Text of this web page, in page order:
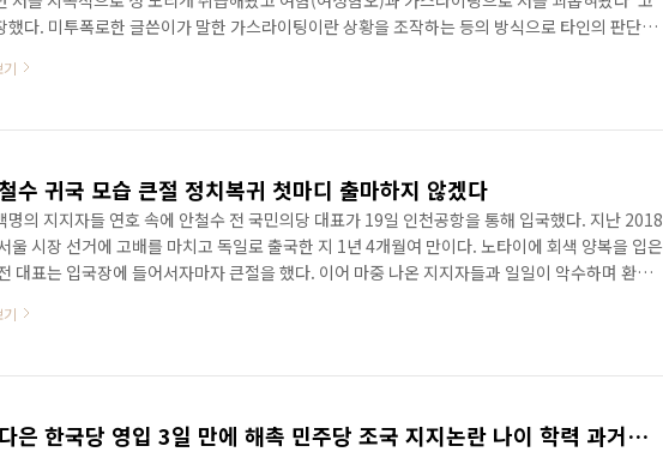
했다. 미투폭로한 글쓴이가 말한 가스라이팅이란 상황을 조작하는 등의 방식으로 타인의 판단력
일컫는다. 연인이나 가족 등 친밀한 관계에서 주로 나타난다고 알려졌다. 미국의 심리치료사 로
자와 그를 이상화하고 그의 관점을 받아들이는 피해자가 만들어내는 병리적 심리 현상’을 ‘가스
기
수 귀국 모습 큰절 정치복귀 첫마디 출마하지 않겠다
명의 지지자들 연호 속에 안철수 전 국민의당 대표가 19일 인천공항을 통해 입국했다. 지난 2018
울 시장 선거에 고배를 마치고 독일로 출국한 지 1년 4개월여 만이다. 노타이에 회색 양복을 입은
대표는 입국장에 들어서자마자 큰절을 했다. 이어 마중 나온 지지자들과 일일이 악수하며 환하
유화를 막겠다” 며“헌법정신을 수호하겠다”라고도 했다. 그는 공정하고 안전한 사회를 만들겠
정책을 바로 잡고 국정운영의 폭주를 저지하는 데 앞장 서겠다"며 여당과 각을 세웠다. 안 전 대
기
나다은 한국당 영입 3일 만에 해촉 민주당 조국 지지논란 나이 학력 과거발언